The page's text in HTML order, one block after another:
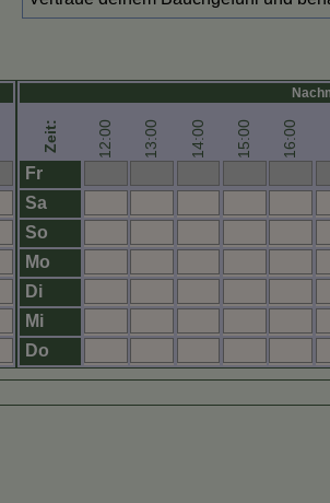
Zeit: 12:00 13:00 14:00 15:00 16:00
Fr
Sa
So
Mo
Di
Mi
Do